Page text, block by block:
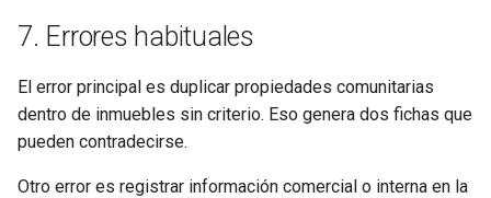
7. Errores habituales
El error principal es duplicar propiedades comunitarias
dentro de inmuebles sin criterio. Eso genera dos fichas que
pueden contradecirse.
Otro error es registrar información comercial o interna en la